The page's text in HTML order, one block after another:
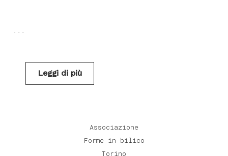
...
Leggi di più
Associazione
Forme in bilico
Torino